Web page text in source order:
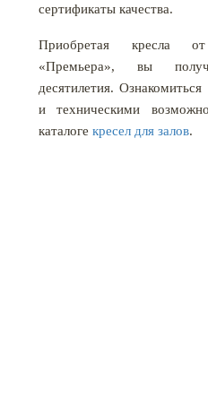
сертификаты качества.
Приобретая кресла
«Премьера», вы
десятилетия.
и техническими
каталоге кресел для залов.